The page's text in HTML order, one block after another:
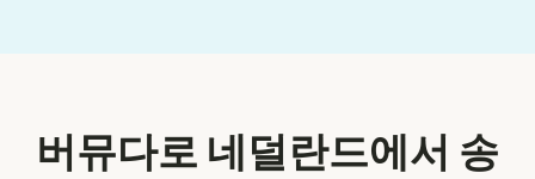
버뮤다로 네덜란드에서 송